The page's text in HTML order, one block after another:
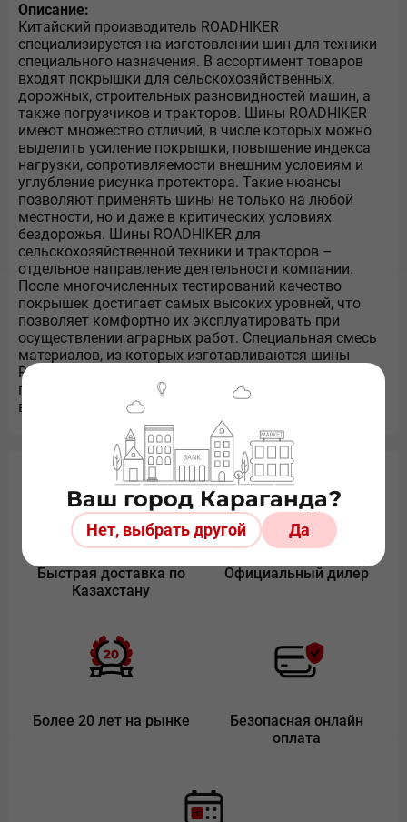
Описание:
Китайский производитель ROADHIKER
специализируется на изготовлении шин для техники
специального назначения. В ассортимент товаров
входят покрышки для сельскохозяйственных,
дорожных, строительных разновидностей машин, а
также погрузчиков и тракторов. Шины ROADHIKER
имеют множество отличий, в числе которых можно
выделить усиление покрышки, повышение индекса
нагрузки, сопротивляемости внешним условиям и
углубление рисунка протектора. Такие нюансы
позволяют применять шины не только на любой
местности, но и даже в критических условиях
бездорожья. Шины ROADHIKER для
сельскохозяйственной техники и тракторов –
отдельное направление деятельности компании.
После многочисленных тестирований качество
покрышек достигает самых высоких уровней, что
позволяет комфортно их эксплуатировать при
осуществлении аграрных работ. Специальная смесь
материалов, из которых изготавливаются шины
ROADHIKER, напрямую влияет не только на
повышение их долговечности, но и способность
выдерживать максимальные сверхнагрузки.
Быстрая доставка по
Казахстану
Официальный дилер
Более 20 лет на рынке
Безопасная онлайн
оплата
Ваш город Караганда?
Нет, выбрать другой Да